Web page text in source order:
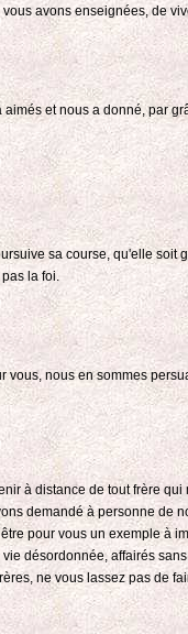
avons enseignées, de
et nous a donné, par
sa course, qu'elle soit
la foi.
vous, nous en sommes
à distance de tout frère
demandé à personne de
pour vous un exemple à
désordonnée, affairés
ne vous lassez pas de